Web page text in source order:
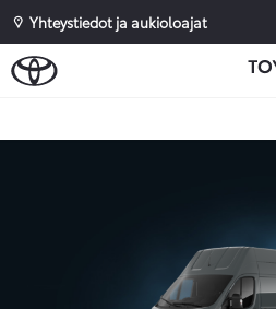
Yhteystiedot ja aukioloajat